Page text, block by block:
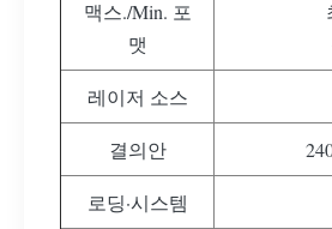
맥스./Min. 포
맷
레이저 소스
결의안
로딩·시스템